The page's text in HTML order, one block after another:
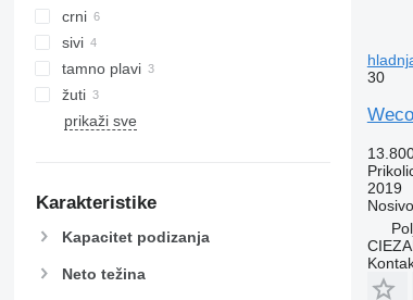
crni
sivi
tamno plavi
žuti
prikaži sve
Karakteristike
Kapacitet podizanja
Neto težina
30
2019